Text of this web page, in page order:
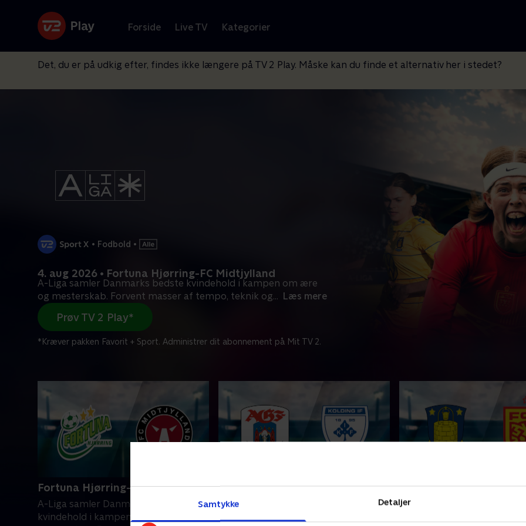
Samtykke Detaljer
Forside Live TV Kategorier
Det, du er på udkig efter, findes ikke længere på TV 2 Play. Måske kan du finde et alternativ her i stedet?
• Fodbold •
4. aug 2026 • Fortuna Hjørring-FC Midtjylland
A-Liga samler Danmarks bedste kvindehold i kampen om ære
og mesterskab. Forvent masser af tempo, teknik og... Læs mere
Prøv TV 2 Play*
*Kræver pakken Favorit + Sport. Administrer dit abonnement på Mit TV 2.
Fortuna Hjørring-FC Midtjylland
A-Liga samler Danmarks bedste
kvindehold i kampen om ære og
AGF-Kolding IF
A-Liga samler Danmarks bedste
kvindehold i kampen om ære og
A-Liga samler Danmarks